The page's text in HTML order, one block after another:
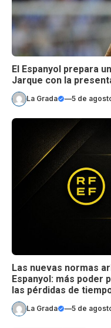
El Espanyol prepara
Jarque con la
La Grada —5 de
Las nuevas normas
Espanyol: más poder
las pérdidas de
La Grada —5 de